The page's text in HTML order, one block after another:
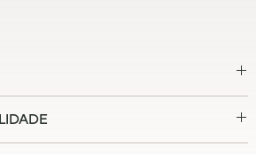
a parte de baixo pra ajustar o